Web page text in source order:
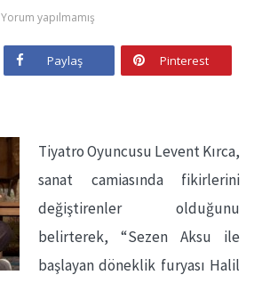
Yorum yapılmamış
Paylaş Pinterest
Tiyatro Oyuncusu Levent Kırca,
sanat camiasında fikirlerini
değiştirenler olduğunu
belirterek, “Sezen Aksu ile
başlayan döneklik furyası Halil